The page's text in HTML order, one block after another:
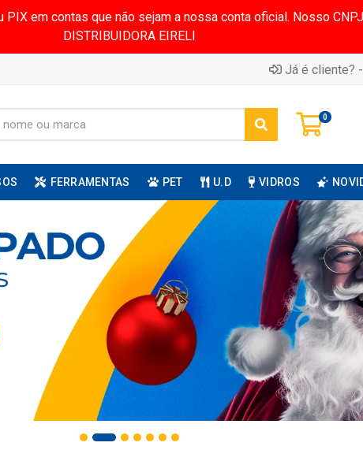
em contas que não sejam a nossa conta oficial. Nosso
DISTRIBUIDORA EIRELI
Já é cliente?
0
FERRAMENTAS PET U.D VIDROS